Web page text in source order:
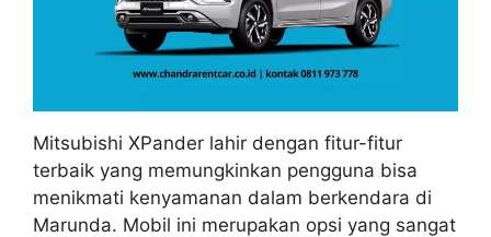
Mitsubishi XPander lahir dengan fitur-fitur
terbaik yang memungkinkan pengguna bisa
menikmati kenyamanan dalam berkendara di
Marunda. Mobil ini merupakan opsi yang sangat